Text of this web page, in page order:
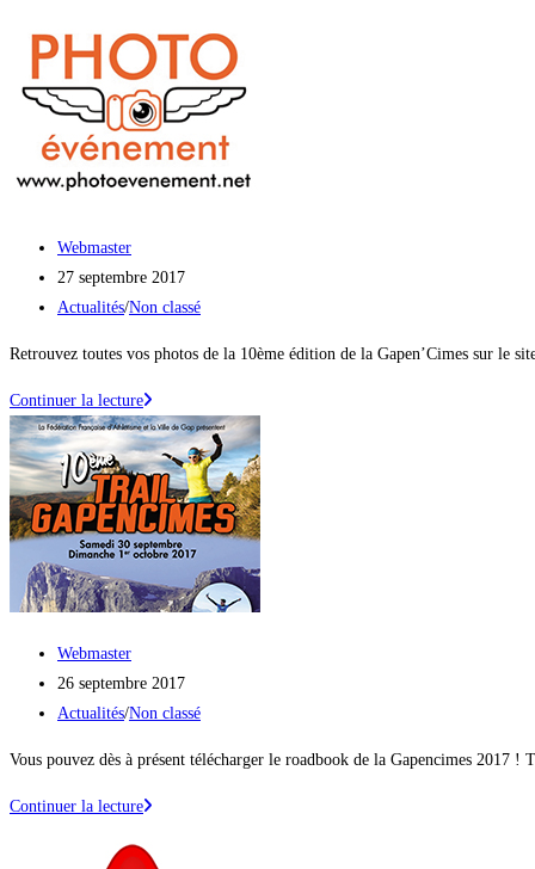
content
Auteur/autrice
de
la
Webmaster
Publication
publiée :
27 septembre 2017
Post
Actualités/Non classé
Retrouvez toutes vos photos de la 10ème édition de la Gapen’​Cimes sur le
Continuer la lecturePhoto
évènement
Auteur/autrice
de
la
Webmaster
Publication
publiée :
26 septembre 2017
Post
Actualités/Non classé
Vous pouvez dès à présent télécharger le roadbook de la Gapencimes 2017
Continuer la lectureLe
2017